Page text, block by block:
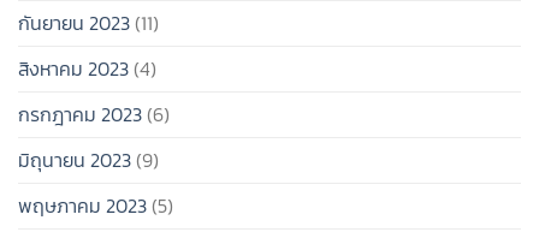
กันยายน 2023(11)
สิงหาคม 2023(4)
กรกฎาคม 2023(6)
มิถุนายน 2023(9)
พฤษภาคม 2023(5)